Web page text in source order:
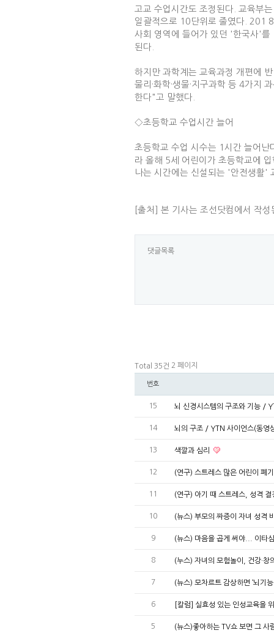
고교 수업시간도 조정된다. 교육부
일괄적으로 10단위로 줄였다. 201 8
사회 영역에 들어가 있던 '한국사'를
된다.
하지만 과학계는 교육과정 개편에
물리·화학·생물·지구과학 등 4가지
한다"고 말했다.
◇초등학교 수업시간 늘어
초등학교 수업 시수는 1시간 늘어
라 올해 5세 어린이가 초등학교에
나는 시간에는 신설되는 '안전생활'
[출처] 본 기사는 조선닷컴에서 작성
댓글목록
Total 35건 2 페이지
번호
15 뇌 신경시스템의 구조와 기능 /
14 뇌의 구조 / YTN 사이언스(동영
13 색깔과 심리
12 (연구) 스트레스 많은 어린이 폐
11 (연구) 아기 때 스트레스, 성격
10 (뉴스) 부모의 짜증이 자녀 성격
9 (뉴스) 마음을 곱게 써야... 이타
8 (누스) 자녀의 모험놀이, 건강·
7 (뉴스) 모차르트 감상하면 ‘뇌기
6 [칼럼] 실효성 있는 인성교육을
5 (뉴스)좋아하는 TV쇼 보면 그 사